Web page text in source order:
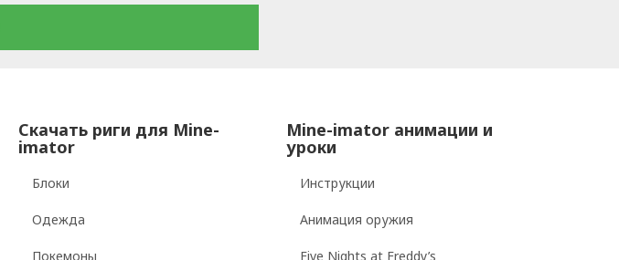
Скачать риги для Mine-
imator
Блоки
Одежда
Покемоны
Mine-imator анимации и
уроки
Инструкции
Анимация оружия
Five Nights at Freddy’s